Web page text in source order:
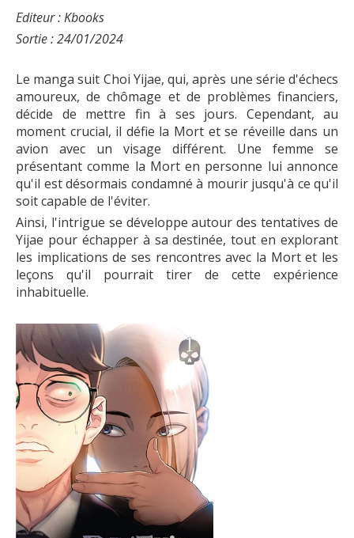
Editeur : Kbooks
Sortie : 24/01/2024
Le manga suit Choi Yijae, qui, après une série d'échecs
amoureux, de chômage et de problèmes financiers,
décide de mettre fin à ses jours. Cependant, au
moment crucial, il défie la Mort et se réveille dans un
avion avec un visage différent. Une femme se
présentant comme la Mort en personne lui annonce
qu'il est désormais condamné à mourir jusqu'à ce qu'il
soit capable de l'éviter.
Ainsi, l'intrigue se développe autour des tentatives de
Yijae pour échapper à sa destinée, tout en explorant
les implications de ses rencontres avec la Mort et les
leçons qu'il pourrait tirer de cette expérience
inhabituelle.